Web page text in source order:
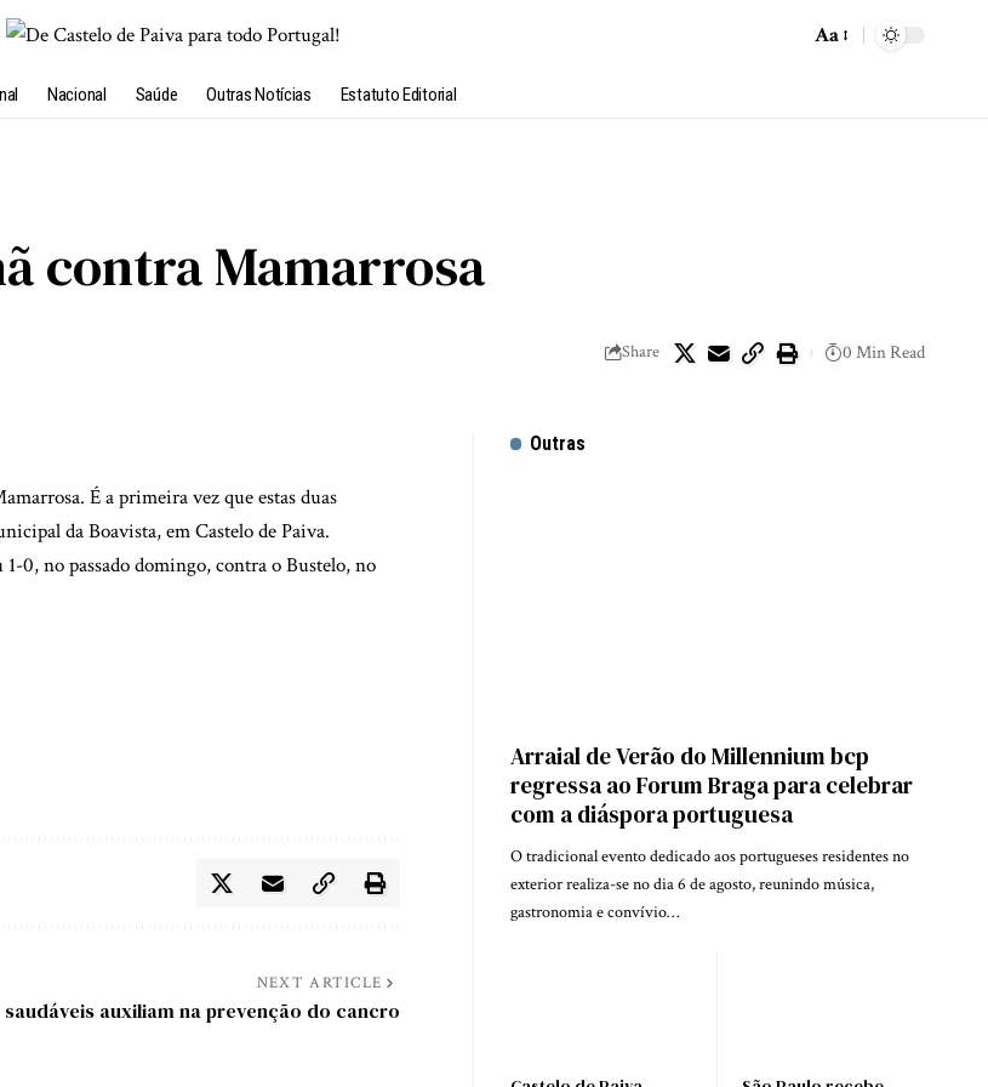
Aa
Nacional Saúde Outras Notícias Estatuto Editorial
contra Mamarrosa
Share 0 Min Read
É a primeira vez que estas duas
da Boavista, em Castelo de Paiva.
0, no passado domingo, contra o Bustelo, no
NEXT ARTICLE
auxiliam na prevenção do cancro
Outras
Arraial de Verão do Millennium bcp
regressa ao Forum Braga para celebrar
com a diáspora portuguesa
O tradicional evento dedicado aos portugueses residentes no
exterior realiza-se no dia 6 de agosto, reunindo música,
gastronomia e convívio…